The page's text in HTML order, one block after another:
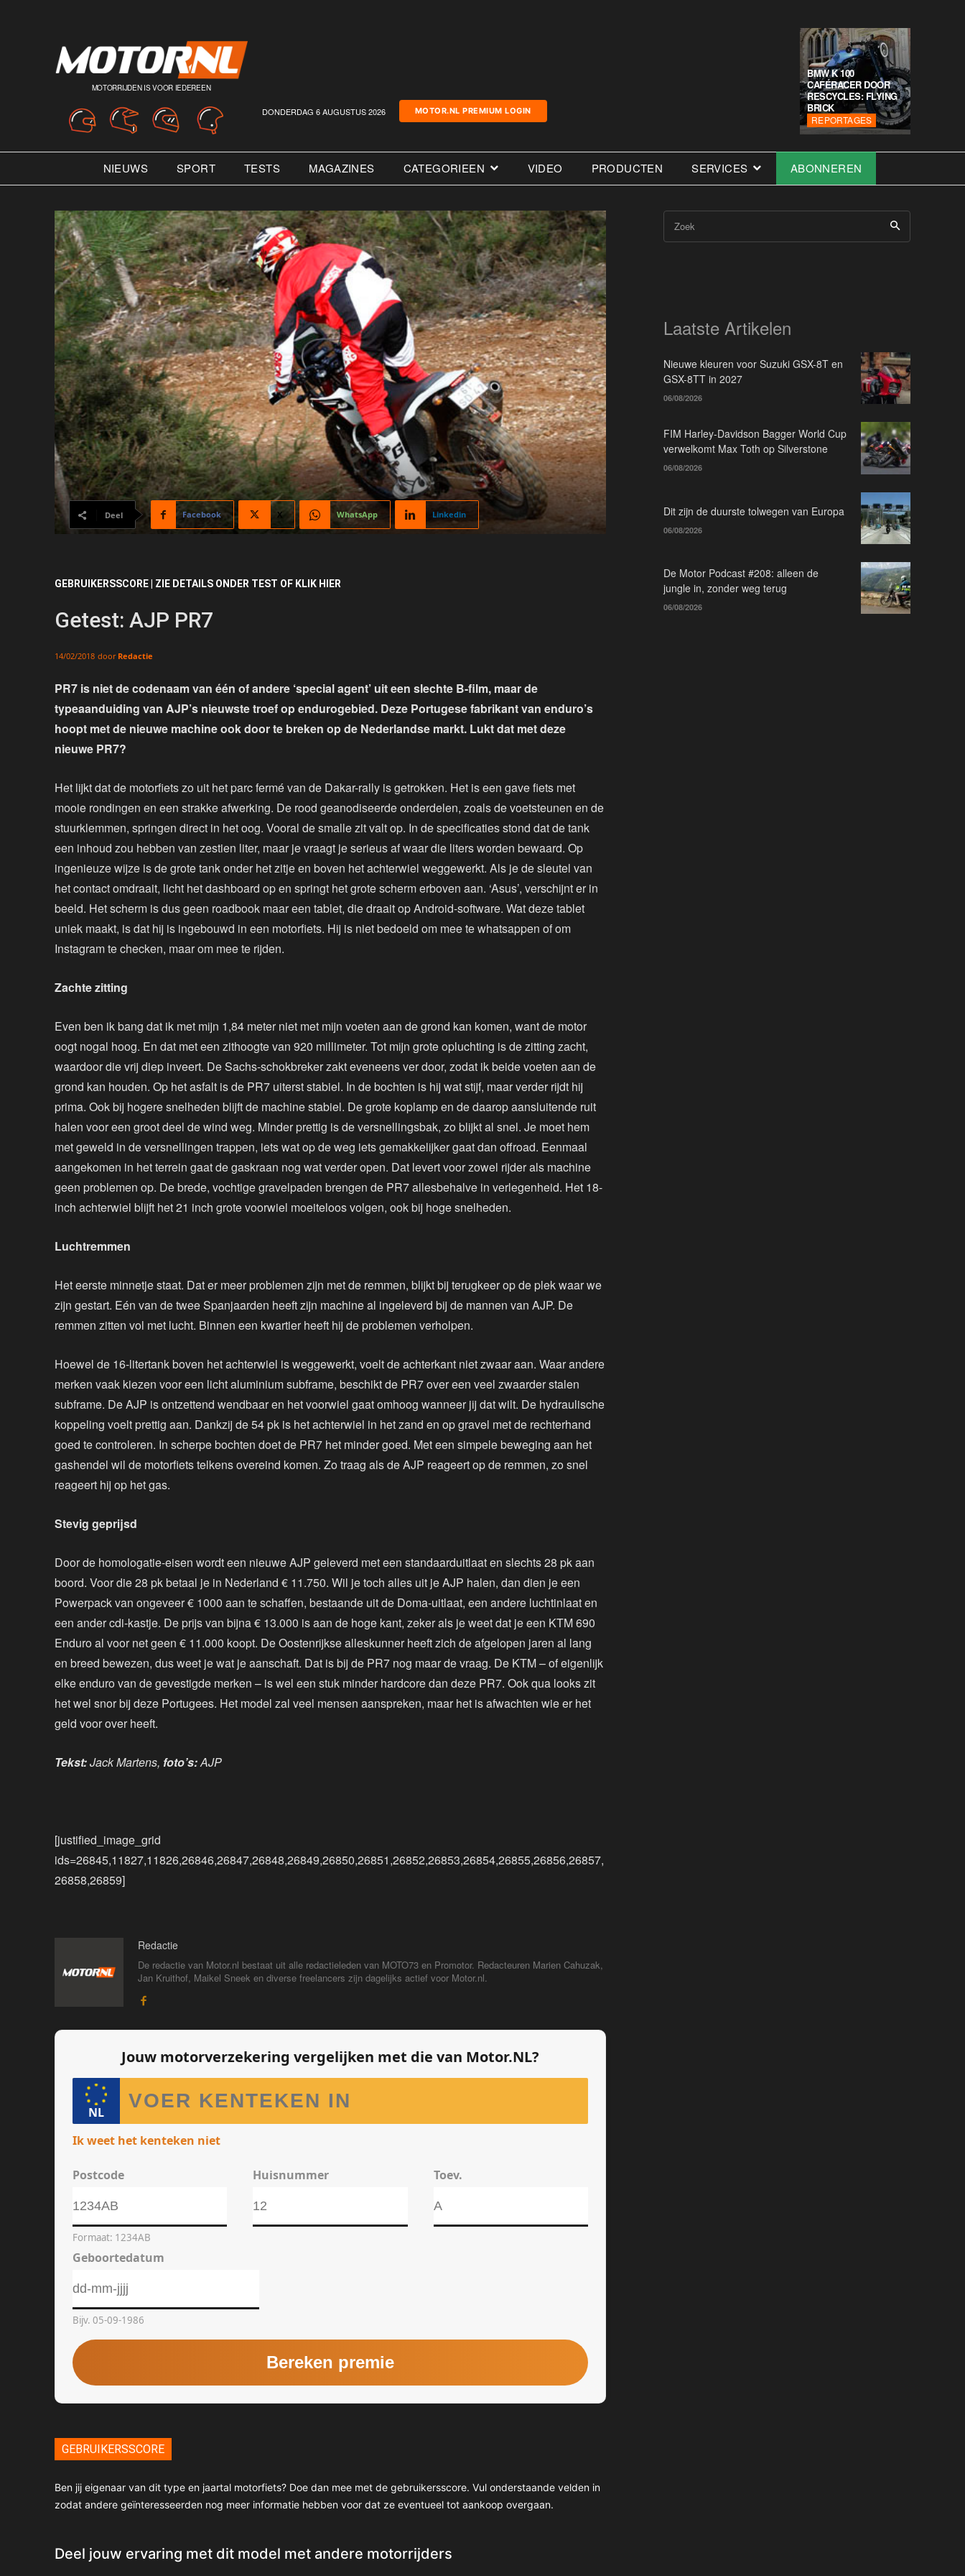
MOTORRIJDEN IS VOOR IEDEREEN
DONDERDAG 6 AUGUSTUS 2026 MOTOR.NL PREMIUM LOGIN
BMW K 100
CAFÉRACER DOOR
RESCYCLES: FLYING
BRICK
REPORTAGES
NIEUWS SPORT TESTS MAGAZINES CATEGORIEEN VIDEO PRODUCTEN SERVICES ABONNEREN
Deel Facebook X WhatsApp Linkedin
GEBRUIKERSSCORE | ZIE DETAILS ONDER TEST OF KLIK HIER
Getest: AJP PR7
14/02/2018 door Redactie
PR7 is niet de codenaam van één of andere ‘special agent’ uit een slechte B-film, maar de
typeaanduiding van AJP’s nieuwste troef op endurogebied. Deze Portugese fabrikant van enduro’s
hoopt met de nieuwe machine ook door te breken op de Nederlandse markt. Lukt dat met deze
nieuwe PR7?
Het lijkt dat de motorfiets zo uit het parc fermé van de Dakar-rally is getrokken. Het is een gave fiets met
mooie rondingen en een strakke afwerking. De rood geanodiseerde onderdelen, zoals de voetsteunen en de
stuurklemmen, springen direct in het oog. Vooral de smalle zit valt op. In de specificaties stond dat de tank
een inhoud zou hebben van zestien liter, maar je vraagt je serieus af waar die liters worden bewaard. Op
ingenieuze wijze is de grote tank onder het zitje en boven het achterwiel weggewerkt. Als je de sleutel van
het contact omdraait, licht het dashboard op en springt het grote scherm erboven aan. ‘Asus’, verschijnt er in
beeld. Het scherm is dus geen roadbook maar een tablet, die draait op Android-software. Wat deze tablet
uniek maakt, is dat hij is ingebouwd in een motorfiets. Hij is niet bedoeld om mee te whatsappen of om
Instagram te checken, maar om mee te rijden.
Zachte zitting
Even ben ik bang dat ik met mijn 1,84 meter niet met mijn voeten aan de grond kan komen, want de motor
oogt nogal hoog. En dat met een zithoogte van 920 millimeter. Tot mijn grote opluchting is de zitting zacht,
waardoor die vrij diep inveert. De Sachs-schokbreker zakt eveneens ver door, zodat ik beide voeten aan de
grond kan houden. Op het asfalt is de PR7 uiterst stabiel. In de bochten is hij wat stijf, maar verder rijdt hij
prima. Ook bij hogere snelheden blijft de machine stabiel. De grote koplamp en de daarop aansluitende ruit
halen voor een groot deel de wind weg. Minder prettig is de versnellingsbak, zo blijkt al snel. Je moet hem
met geweld in de versnellingen trappen, iets wat op de weg iets gemakkelijker gaat dan offroad. Eenmaal
aangekomen in het terrein gaat de gaskraan nog wat verder open. Dat levert voor zowel rijder als machine
geen problemen op. De brede, vochtige gravelpaden brengen de PR7 allesbehalve in verlegenheid. Het 18-
inch achterwiel blijft het 21 inch grote voorwiel moeiteloos volgen, ook bij hoge snelheden.
Luchtremmen
Het eerste minnetje staat. Dat er meer problemen zijn met de remmen, blijkt bij terugkeer op de plek waar we
zijn gestart. Eén van de twee Spanjaarden heeft zijn machine al ingeleverd bij de mannen van AJP. De
remmen zitten vol met lucht. Binnen een kwartier heeft hij de problemen verholpen.
Hoewel de 16-litertank boven het achterwiel is weggewerkt, voelt de achterkant niet zwaar aan. Waar andere
merken vaak kiezen voor een licht aluminium subframe, beschikt de PR7 over een veel zwaarder stalen
subframe. De AJP is ontzettend wendbaar en het voorwiel gaat omhoog wanneer jij dat wilt. De hydraulische
koppeling voelt prettig aan. Dankzij de 54 pk is het achterwiel in het zand en op gravel met de rechterhand
goed te controleren. In scherpe bochten doet de PR7 het minder goed. Met een simpele beweging aan het
gashendel wil de motorfiets telkens overeind komen. Zo traag als de AJP reageert op de remmen, zo snel
reageert hij op het gas.
Stevig geprijsd
Door de homologatie-eisen wordt een nieuwe AJP geleverd met een standaarduitlaat en slechts 28 pk aan
boord. Voor die 28 pk betaal je in Nederland € 11.750. Wil je toch alles uit je AJP halen, dan dien je een
Powerpack van ongeveer € 1000 aan te schaffen, bestaande uit de Doma-uitlaat, een andere luchtinlaat en
een ander cdi-kastje. De prijs van bijna € 13.000 is aan de hoge kant, zeker als je weet dat je een KTM 690
Enduro al voor net geen € 11.000 koopt. De Oostenrijkse alleskunner heeft zich de afgelopen jaren al lang
en breed bewezen, dus weet je wat je aanschaft. Dat is bij de PR7 nog maar de vraag. De KTM – of eigenlijk
elke enduro van de gevestigde merken – is wel een stuk minder hardcore dan deze PR7. Ook qua looks zit
het wel snor bij deze Portugees. Het model zal veel mensen aanspreken, maar het is afwachten wie er het
geld voor over heeft.
Tekst:Jack Martens, foto’s:AJP
[justified_image_grid
ids=26845,11827,11826,26846,26847,26848,26849,26850,26851,26852,26853,26854,26855,26856,26857,
26858,26859]
Redactie
De redactie van Motor.nl bestaat uit alle redactieleden van MOTO73 en Promotor. Redacteuren Marien Cahuzak,
Jan Kruithof, Maikel Sneek en diverse freelancers zijn dagelijks actief voor Motor.nl.
GEBRUIKERSSCORE
Ben jij eigenaar van dit type en jaartal motorfiets? Doe dan mee met de gebruikersscore. Vul onderstaande velden in
zodat andere geïnteresseerden nog meer informatie hebben voor dat ze eventueel tot aankoop overgaan.
Deel jouw ervaring met dit model met andere motorrijders
Zoek
Laatste Artikelen
Nieuwe kleuren voor Suzuki GSX-8T en
GSX-8TT in 2027
06/08/2026
FIM Harley-Davidson Bagger World Cup
verwelkomt Max Toth op Silverstone
06/08/2026
Dit zijn de duurste tolwegen van Europa
06/08/2026
De Motor Podcast #208: alleen de
jungle in, zonder weg terug
06/08/2026